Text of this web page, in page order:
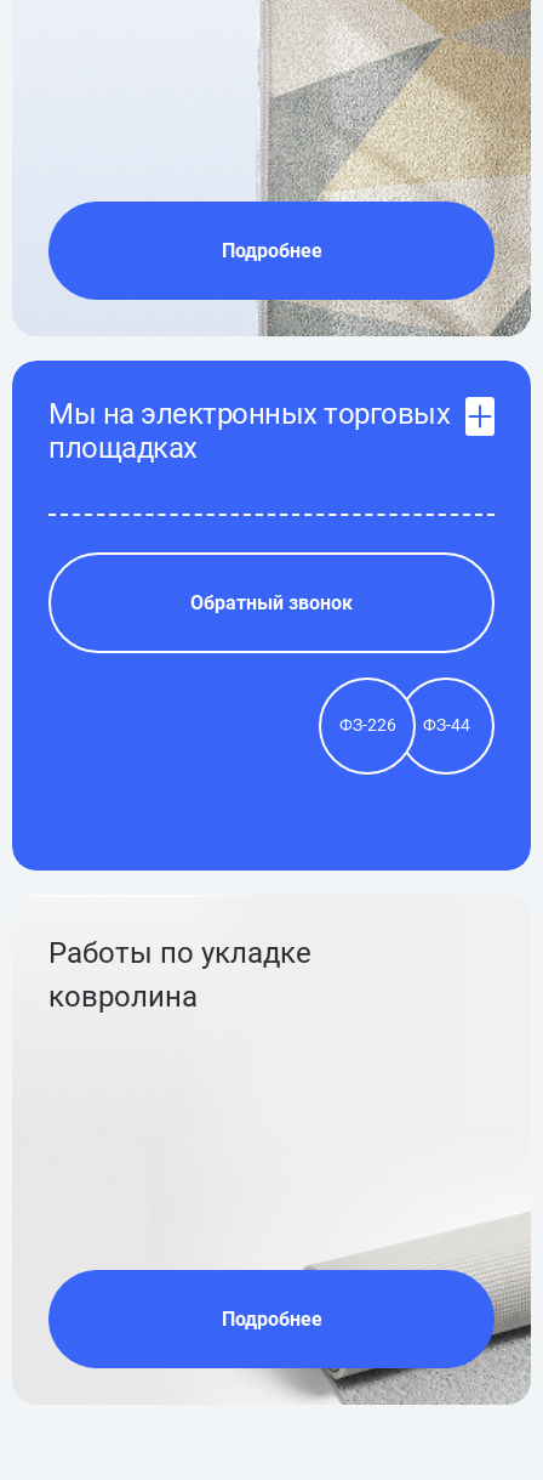
Подробнее
Мы на электронных торговых
площадках
Обратный звонок
ФЗ-226 ФЗ-44
Работы по укладке
ковролина
Подробнее